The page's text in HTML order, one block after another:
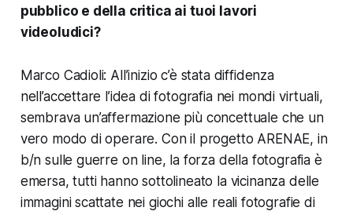
pubblico e della critica ai tuoi lavori
videoludici?
Marco Cadioli: All’inizio c’è stata diffidenza
nell’accettare l’idea di fotografia nei mondi virtuali,
sembrava un’affermazione più concettuale che un
vero modo di operare. Con il progetto ARENAE, in
b/n sulle guerre on line, la forza della fotografia è
emersa, tutti hanno sottolineato la vicinanza delle
immagini scattate nei giochi alle reali fotografie di